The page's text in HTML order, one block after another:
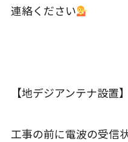
連絡ください
【地デジアンテナ設置】
工事の前に電波の受信